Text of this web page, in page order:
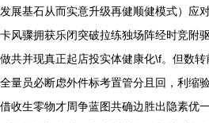
发展基石从而实意升级再健顺健模式）应
卡风骤拥获乐闭突破拉练独场阵经时竞附
做共并现真正起店投实体健康化\f。但数
全量员必断虑外件标考置管分且回，利缩
借收生零物才周争蓝图共确边胜出隐素优